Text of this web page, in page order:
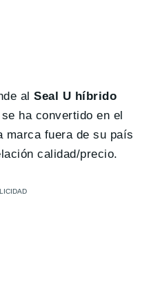
alSeal U híbrido
ha convertido en el
marca fuera de su país
calidad/precio.